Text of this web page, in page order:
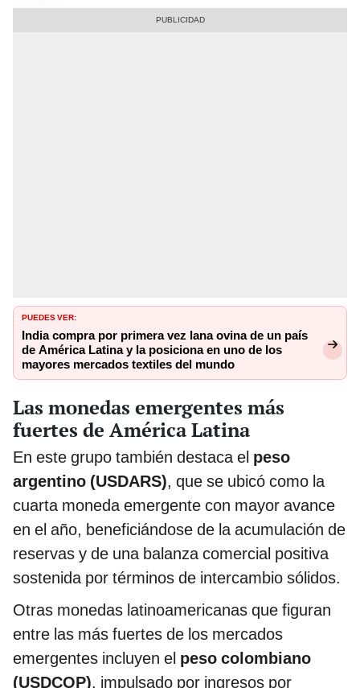
PUEDES VER:
India compra por primera vez lana ovina de un país
de América Latina y la posiciona en uno de los
mayores mercados textiles del mundo
Las monedas emergentes más
fuertes de América Latina
En este grupo también destaca el peso
argentino (USDARS), que se ubicó como la
cuarta moneda emergente con mayor avance
en el año, beneficiándose de la acumulación de
reservas y de una balanza comercial positiva
sostenida por términos de intercambio sólidos.
Otras monedas latinoamericanas que figuran
entre las más fuertes de los mercados
emergentes incluyen el peso colombiano
(USDCOP), impulsado por ingresos por